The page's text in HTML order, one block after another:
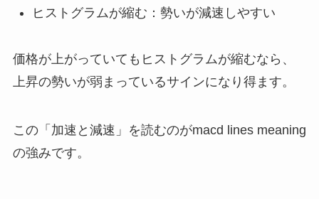
ヒストグラムが縮む：勢いが減速しやすい
価格が上がっていてもヒストグラムが縮むなら、
上昇の勢いが弱まっているサインになり得ます。
この「加速と減速」を読むのがmacd lines meaning
の強みです。